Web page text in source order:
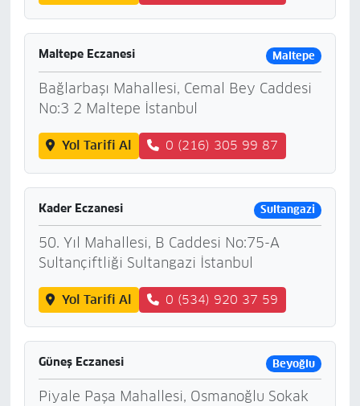
Maltepe Eczanesi Maltepe
Bağlarbaşı Mahallesi, Cemal Bey Caddesi
No:3 2 Maltepe İstanbul
Yol Tarifi Al 0 (216) 305 99 87
Kader Eczanesi Sultangazi
50. Yıl Mahallesi, B Caddesi No:75-A
Sultançiftliği Sultangazi İstanbul
Yol Tarifi Al 0 (534) 920 37 59
Güneş Eczanesi Beyoğlu
Piyale Paşa Mahallesi, Osmanoğlu Sokak